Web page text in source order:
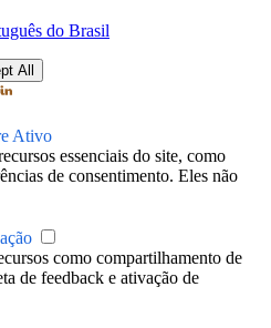
do Brasil
All
Ativo
essenciais do site, como
de consentimento. Eles não
como compartilhamento de
de feedback e ativação de